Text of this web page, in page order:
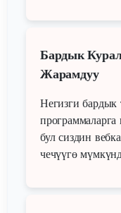
Бардык
Жарамдуу
Негизги бардык
бул сиздин
чечүүгө